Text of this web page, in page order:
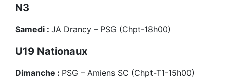
N3
Samedi : JA Drancy – PSG (Chpt-18h00)
U19 Nationaux
Dimanche : PSG – Amiens SC (Chpt-T1-15h00)